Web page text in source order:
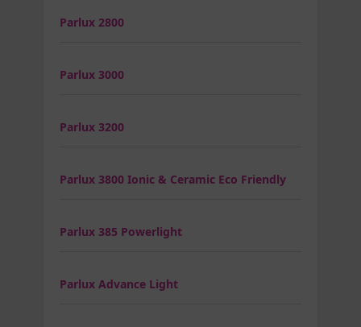
Parlux 2800
Parlux 3000
Parlux 3200
Parlux 3800 Ionic & Ceramic Eco Friendly
Parlux 385 Powerlight
Parlux Advance Light